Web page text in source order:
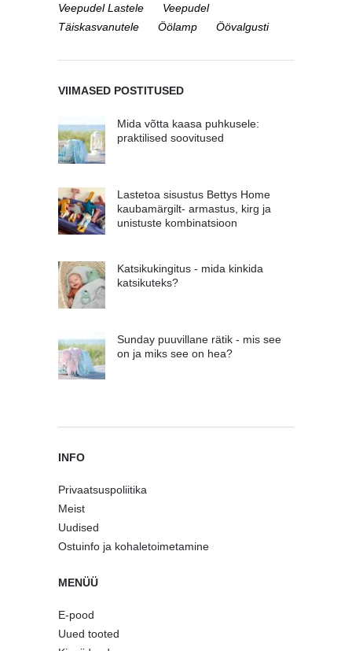
Veepudel Lastele
Veepudel
Täiskasvanutele
Öölamp Öövalgusti
VIIMASED POSTITUSED
Mida võtta kaasa puhkusele:
praktilised soovitused
Lastetoa sisustus Bettys Home
kaubamärgilt- armastus, kirg ja
unistuste kombinatsioon
Katsikukingitus - mida kinkida
katsikuteks?
Sunday puuvillane rätik - mis see
on ja miks see on hea?
INFO
Privaatsuspoliitika
Meist
Uudised
Ostuinfo ja kohaletoimetamine
MENÜÜ
E-pood
Uued tooted